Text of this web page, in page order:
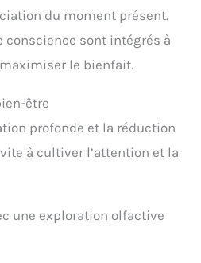
du moment présent.
conscience sont intégrés à
le bienfait.
être
profonde et la réduction
à cultiver l’attention et la
une exploration olfactive